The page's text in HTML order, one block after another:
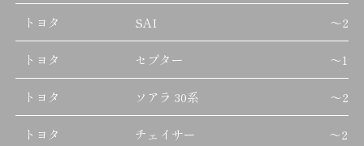
トヨタ SAI ～
トヨタ セプター ～
トヨタ ソアラ 30系 ～
トヨタ チェイサー ～